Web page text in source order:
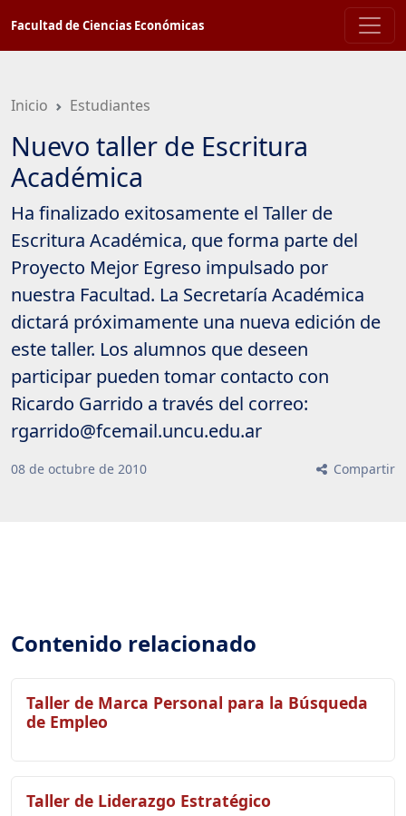
contenido
Facultad de Ciencias Económicas
Inicio Estudiantes
Nuevo taller de Escritura
Académica
Ha finalizado exitosamente el Taller de
Escritura Académica, que forma parte del
Proyecto Mejor Egreso impulsado por
nuestra Facultad. La Secretaría Académica
dictará próximamente una nueva edición de
este taller. Los alumnos que deseen
participar pueden tomar contacto con
Ricardo Garrido a través del correo:
rgarrido@fcemail.uncu.edu.ar
08 de octubre de 2010 Compartir
Contenido relacionado
Taller de Marca Personal para la Búsqueda
de Empleo
Taller de Liderazgo Estratégico